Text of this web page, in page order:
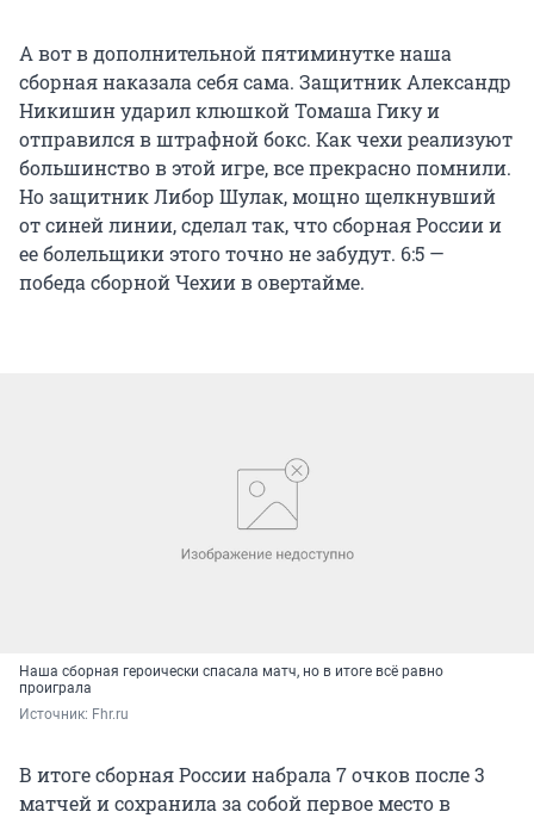
А вот в дополнительной пятиминутке наша
сборная наказала себя сама. Защитник Александр
Никишин ударил клюшкой Томаша Гику и
отправился в штрафной бокс. Как чехи реализуют
большинство в этой игре, все прекрасно помнили.
Но защитник Либор Шулак, мощно щелкнувший
от синей линии, сделал так, что сборная России и
ее болельщики этого точно не забудут. 6:5 —
победа сборной Чехии в овертайме.
Наша сборная героически спасала матч, но в итоге всё равно
проиграла
Источник: Fhr.ru
В итоге сборная России набрала 7 очков после 3
матчей и сохранила за собой первое место в